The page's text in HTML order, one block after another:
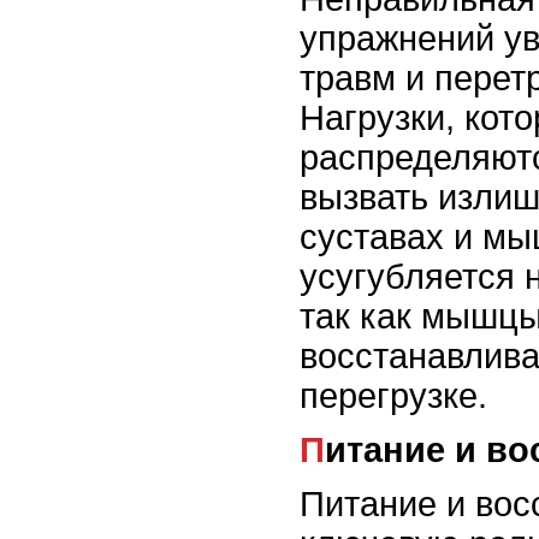
упражнений
травм и
Нагрузки,
вызвать
суставах и
усугубляется
так как
перегрузке.
Питание и
Питание и